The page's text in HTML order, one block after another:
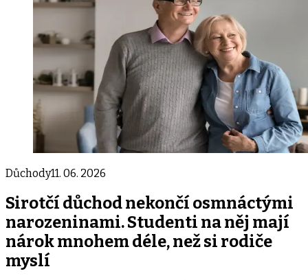
Důchody11. 06. 2026
Sirotčí důchod nekončí osmnáctými
narozeninami. Studenti na něj mají
nárok mnohem déle, než si rodiče
myslí